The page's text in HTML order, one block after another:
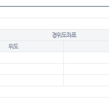
경위도좌표
위도